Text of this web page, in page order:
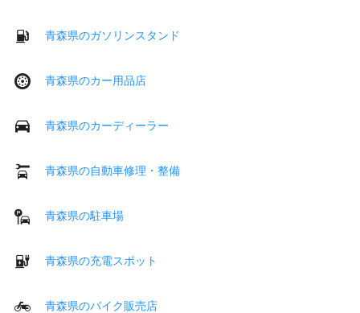
青森県のガソリンスタンド
青森県のカー用品店
青森県のカーディーラー
青森県の自動車修理・整備
青森県の駐車場
青森県の充電スポット
青森県のバイク販売店